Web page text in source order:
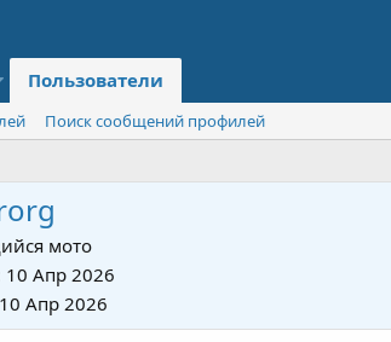
Пользователи
Поиск сообщений профилей
мото
10 Апр 2026
10 Апр 2026